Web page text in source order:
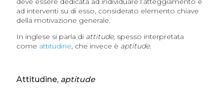
ad interventi su di esso, considerato elemento chiave
della motivazione generale.
In inglese si parla di attitude, spesso interpretata
come attitudine, che invece è aptitude.
Attitudine, aptitude